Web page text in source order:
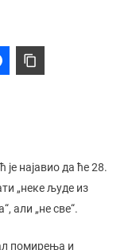
најавио да ће 28.
„неке људе из
али „не све“.
помирења и